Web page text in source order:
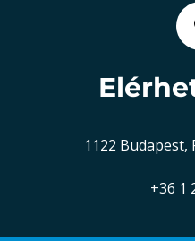
1122 Budapest,
+36 1